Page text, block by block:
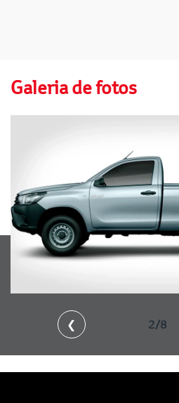
Galeria de fotos
❮ 2/8